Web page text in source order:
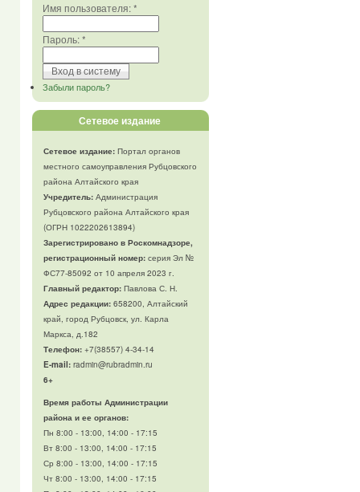
Имя пользователя:*
Пароль:*
Забыли пароль?
Сетевое издание
Сетевое издание:Портал органов
местного самоуправления Рубцовского
района Алтайского края
Учредитель:Администрация
Рубцовского района Алтайского края
(ОГРН 1022202613894)
Зарегистрировано в Роскомнадзоре,
регистрационный номер:серия Эл №
ФС77-85092 от 10 апреля 2023 г.
Главный редактор:Павлова С. Н.
Адрес редакции:658200, Алтайский
край, город Рубцовск, ул. Карла
Маркса, д.182
Телефон:+7(38557) 4-34-14
E-mail:radmin@rubradmin.ru
6+
Время работы Администрации
района и ее органов:
Пн 8:00 - 13:00, 14:00 - 17:15
Вт 8:00 - 13:00, 14:00 - 17:15
Ср 8:00 - 13:00, 14:00 - 17:15
Чт 8:00 - 13:00, 14:00 - 17:15